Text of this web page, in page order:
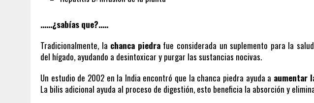
……¿sabías que?…..
Tradicionalmente, la chanca piedrafue considerada un suplemento para la
del hígado, ayudando a desintoxicar y purgar las sustancias nocivas.
Un estudio de 2002 en la India encontró que la chanca piedra ayuda a aumentar
La bilis adicional ayuda al proceso de digestión, esto beneficia la absorción y